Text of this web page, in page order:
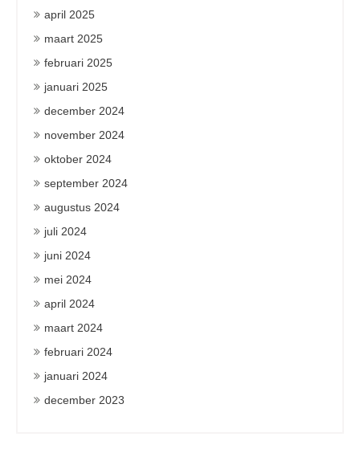
april 2025
maart 2025
februari 2025
januari 2025
december 2024
november 2024
oktober 2024
september 2024
augustus 2024
juli 2024
juni 2024
mei 2024
april 2024
maart 2024
februari 2024
januari 2024
december 2023